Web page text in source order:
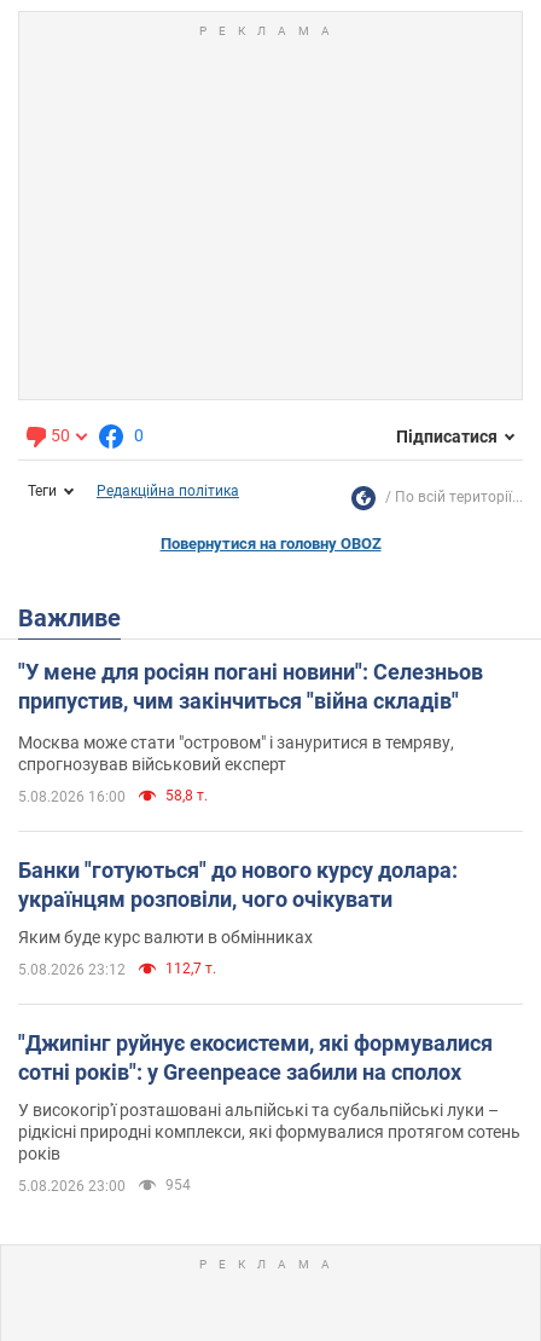
50 0 Підписатися
Теги Редакційна політика По всій території...
Повернутися на головну OBOZ
Важливе
"У мене для росіян погані новини": Селезньов
припустив, чим закінчиться "війна складів"
Москва може стати "островом" і зануритися в темряву,
спрогнозував військовий експерт
5.08.2026 16:00 58,8 т.
Банки "готуються" до нового курсу долара:
українцям розповіли, чого очікувати
Яким буде курс валюти в обмінниках
5.08.2026 23:12 112,7 т.
"Джипінг руйнує екосистеми, які формувалися
сотні років": у Greenpeace забили на сполох
У високогір'ї розташовані альпійські та субальпійські луки –
рідкісні природні комплекси, які формувалися протягом сотень
років
5.08.2026 23:00 954